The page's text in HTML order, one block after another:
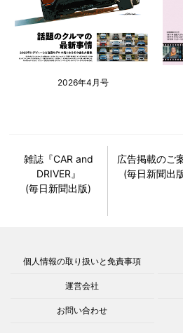
2026年4月号
雑誌『CAR and
DRIVER』
(毎日新聞出版)
広告掲載のご
(毎日新聞出
個人情報の取り扱いと免責事項
運営会社
お問い合わせ